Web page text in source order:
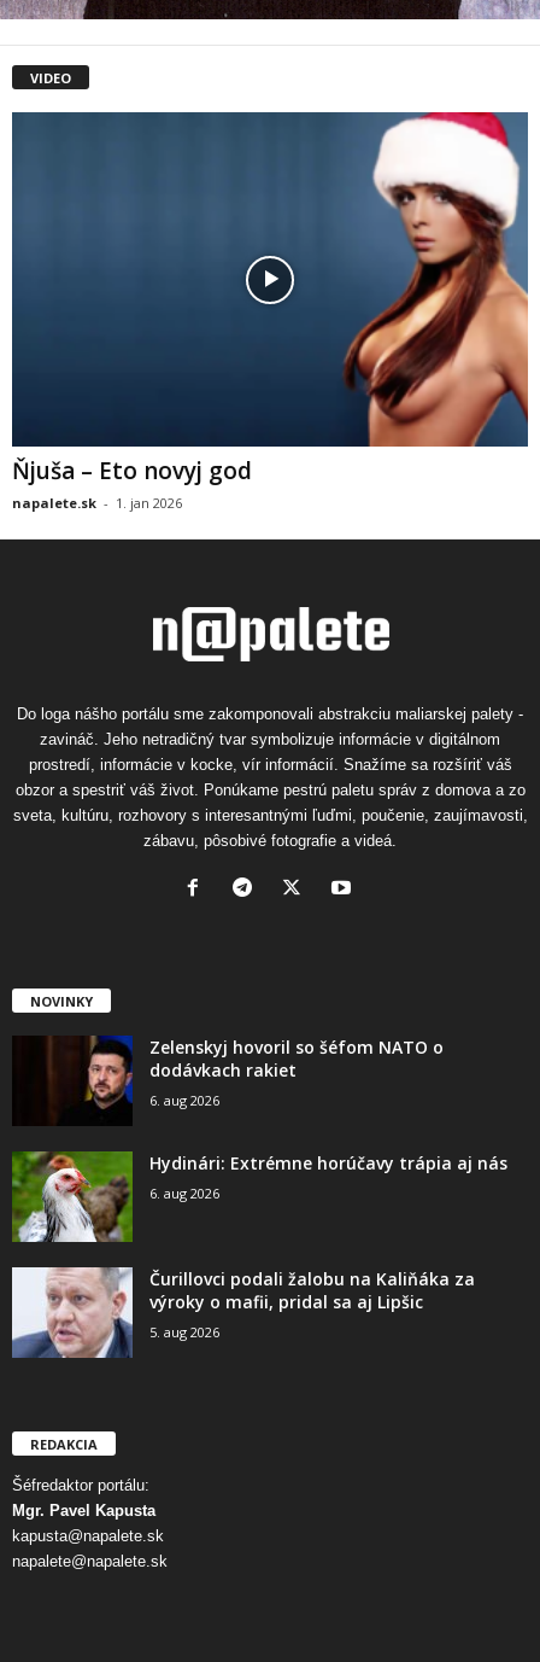
VIDEO
Ňjuša – Eto novyj god
napalete.sk - 1. jan 2026
Do loga nášho portálu sme zakomponovali abstrakciu maliarskej palety -
zavináč. Jeho netradičný tvar symbolizuje informácie v digitálnom
prostredí, informácie v kocke, vír informácií. Snažíme sa rozšíriť váš
obzor a spestriť váš život. Ponúkame pestrú paletu správ z domova a zo
sveta, kultúru, rozhovory s interesantnými ľuďmi, poučenie, zaujímavosti,
zábavu, pôsobivé fotografie a videá.
NOVINKY
Zelenskyj hovoril so šéfom NATO o
dodávkach rakiet
6. aug 2026
Hydinári: Extrémne horúčavy trápia aj nás
6. aug 2026
Čurillovci podali žalobu na Kaliňáka za
výroky o mafii, pridal sa aj Lipšic
5. aug 2026
REDAKCIA
Šéfredaktor portálu:
Mgr. Pavel Kapusta
kapusta@napalete.sk
napalete@napalete.sk